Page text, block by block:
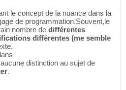
le concept de la nuance dans la
de programmation.Souvent,le
nombre de différentes
différentes (me semble
distinction au sujet de
.